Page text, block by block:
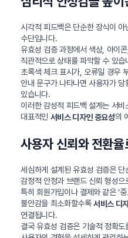
시각적 피드백은 단순한 장식이
수단입니다.
유효성 검증 과정에서 색상, 아이
직관적으로 상태를 파악할 수 있
초록색 체크 표시가, 오류일 경우
안내 문구가 나타나면 사용자가
있습니다.
이러한 감성적 피드백 설계는 서
대표적인 서비스 디자인 중요성의
사용자 신뢰와 전환
세심하게 설계된 유효성 검증은
감정적 안정과 브랜드 신뢰 형성으
특히 회원가입이나 결제와 같은 ‘
불안감을 최소화할수록서비스 디
연결됩니다.
결국 유효성 검증은 기술적 정확